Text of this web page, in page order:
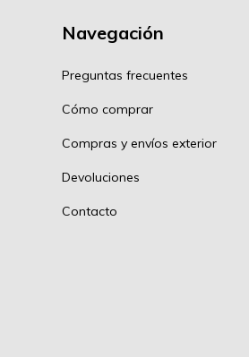
Navegación
Preguntas frecuentes
Cómo comprar
Compras y envíos exterior
Devoluciones
Contacto